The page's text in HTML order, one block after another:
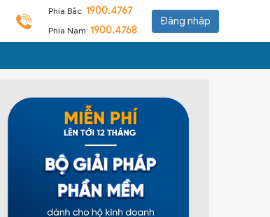
Phía Bắc: 1900.4767
Phía Nam: 1900.4768
Đăng nhập